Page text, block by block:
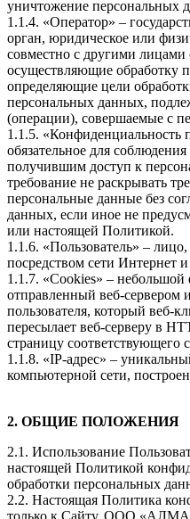
уничтожение персональных
1.1.4. «Оператор» –
орган, юридическое или
совместно с другими
осуществляющие обработку
определяющие цели
персональных данных,
(операции), совершаемые с
1.1.5. «Конфиденциальность
обязательное для
получившим доступ к
требование не раскрывать
персональные данные без
данных, если иное не
или настоящей Политикой.
1.1.6. «Пользователь» –
посредством сети Интернет
1.1.7. «Cookies» –
отправленный веб-
пользователя, который веб-
пересылает веб-серверу в
страницу соответствующего
1.1.8. «IP-адрес» –
компьютерной сети,
2. ОБЩИЕ ПОЛОЖЕНИЯ
2.1. Использование
настоящей Политикой
обработки персональных
2.2. Настоящая Политика